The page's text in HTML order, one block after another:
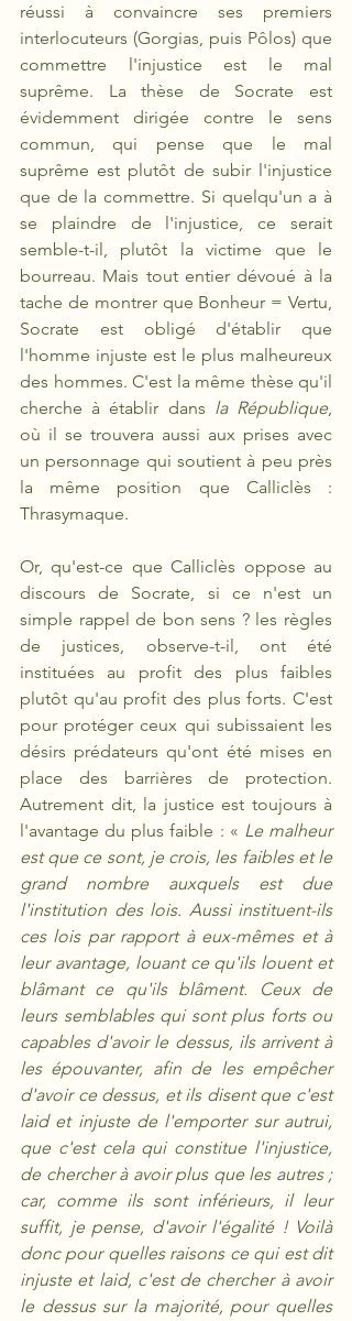
réussi à convaincre ses premiers
interlocuteurs (Gorgias, puis Pôlos) que
commettre l'injustice est le mal
suprême. La thèse de Socrate est
évidemment dirigée contre le sens
commun, qui pense que le mal
suprême est plutôt de subir l'injustice
que de la commettre. Si quelqu'un a à
se plaindre de l'injustice, ce serait
semble-t-il, plutôt la victime que le
bourreau. Mais tout entier dévoué à la
tache de montrer que Bonheur = Vertu,
Socrate est obligé d'établir que
l'homme injuste est le plus malheureux
des hommes. C'est la même thèse qu'il
cherche à établir dans la République,
où il se trouvera aussi aux prises avec
un personnage qui soutient à peu près
la même position que Calliclès :
Thrasymaque.
Or, qu'est-ce que Calliclès oppose au
discours de Socrate, si ce n'est un
simple rappel de bon sens ? les règles
de justices, observe-t-il, ont été
instituées au profit des plus faibles
plutôt qu'au profit des plus forts. C'est
pour protéger ceux qui subissaient les
désirs prédateurs qu'ont été mises en
place des barrières de protection.
Autrement dit, la justice est toujours à
l'avantage du plus faible : « Le malheur
est que ce sont, je crois, les faibles et le
grand nombre auxquels est due
l'institution des lois. Aussi instituent-ils
ces lois par rapport à eux-mêmes et à
leur avantage, louant ce qu'ils louent et
blâmant ce qu'ils blâment. Ceux de
leurs semblables qui sont plus forts ou
capables d'avoir le dessus, ils arrivent à
les épouvanter, afin de les empêcher
d'avoir ce dessus, et ils disent que c'est
laid et injuste de l'emporter sur autrui,
que c'est cela qui constitue l'injustice,
de chercher à avoir plus que les autres ;
car, comme ils sont inférieurs, il leur
suffit, je pense, d'avoir l'égalité ! Voilà
donc pour quelles raisons ce qui est dit
injuste et laid, c'est de chercher à avoir
le dessus sur la majorité, pour quelles